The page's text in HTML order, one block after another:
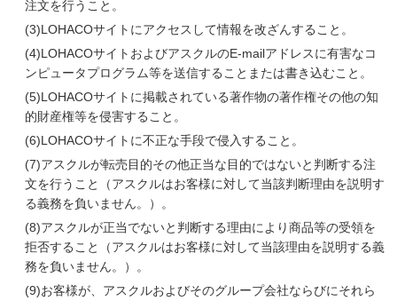
注文を行うこと。
(3)LOHACOサイトにアクセスして情報を改ざんすること。
(4)LOHACOサイトおよびアスクルのE-mailアドレスに有害なコ
ンピュータプログラム等を送信することまたは書き込むこと。
(5)LOHACOサイトに掲載されている著作物の著作権その他の知
的財産権等を侵害すること。
(6)LOHACOサイトに不正な手段で侵入すること。
(7)アスクルが転売目的その他正当な目的ではないと判断する注
文を行うこと（アスクルはお客様に対して当該判断理由を説明す
る義務を負いません。）。
(8)アスクルが正当でないと判断する理由により商品等の受領を
拒否すること（アスクルはお客様に対して当該理由を説明する義
務を負いません。）。
(9)お客様が、アスクルおよびそのグループ会社ならびにそれら